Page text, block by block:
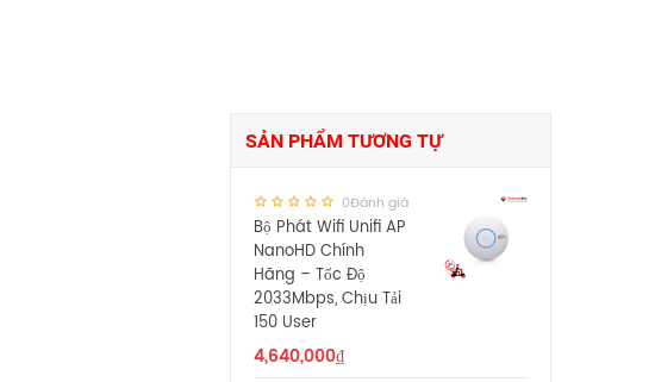
SẢN PHẨM TƯƠNG TỰ
0Đánh giá
Bộ Phát Wifi Unifi AP
NanoHD Chính
Hãng – Tốc Độ
2033Mbps, Chịu Tải
150 User
4,640,000₫